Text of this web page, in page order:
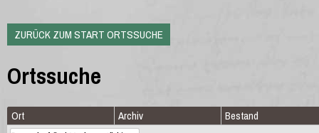
ZURÜCK ZUM START ORTSSUCHE
Ortssuche
Ort Archiv Bestand